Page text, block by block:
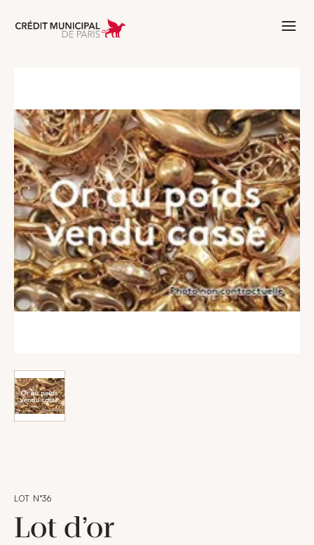
Aller à l'accueil de Crédit Municipal
LOT N°36
Lot d’or